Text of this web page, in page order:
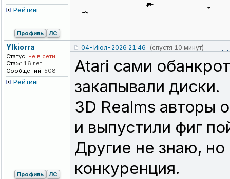
Рейтинг
Профиль ЛС
Ylkiorra
Статус: не в сети
Стаж: 16 лет
Сообщений: 508
Рейтинг
04-Июл-2026 21:46 (спустя 10 минут) [-]
Atari сами
закапывали диски.
3D Realms авторы
и выпустили фиг
Другие не знаю, но
конкуренция.
Профиль ЛС